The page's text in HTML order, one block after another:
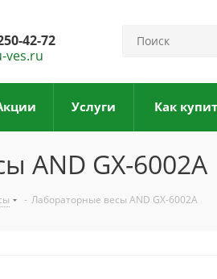
42-72
ves.ru
Услуги Как
AND GX-6002A
- Лабораторные весы AND GX-6002A